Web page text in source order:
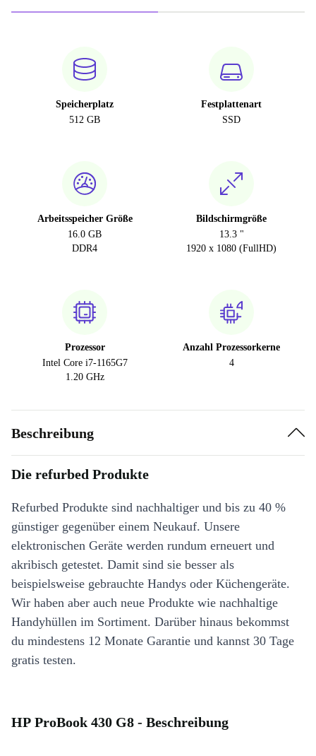
Speicherplatz
512 GB
Festplattenart
SSD
Arbeitsspeicher Größe
16.0 GB
DDR4
Bildschirmgröße
13.3 "
1920 x 1080 (FullHD)
Prozessor
Intel Core i7-1165G7
1.20 GHz
Anzahl Prozessorkerne
4
Beschreibung
Die refurbed Produkte
Refurbed Produkte sind nachhaltiger und bis zu 40 %
günstiger gegenüber einem Neukauf. Unsere
elektronischen Geräte werden rundum erneuert und
akribisch getestet. Damit sind sie besser als
beispielsweise gebrauchte Handys oder Küchengeräte.
Wir haben aber auch neue Produkte wie nachhaltige
Handyhüllen im Sortiment. Darüber hinaus bekommst
du mindestens 12 Monate Garantie und kannst 30 Tage
gratis testen.
HP ProBook 430 G8 - Beschreibung